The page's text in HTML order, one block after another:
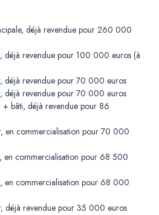
déjà revendue pour 260 000
déjà revendue pour 100 000 euros (à
déjà revendue pour 70 000 euros
déjà revendue pour 70 000 euros
+ bâti, déjà revendue pour 86
en commercialisation pour 70 000
en commercialisation pour 68 500
en commercialisation pour 68 000
déjà revendue pour 35 000 euros